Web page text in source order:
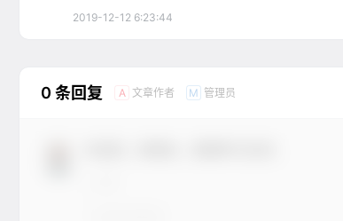
2019-12-12 6:23:44
0 条回复 A 文章作者 M 管理员